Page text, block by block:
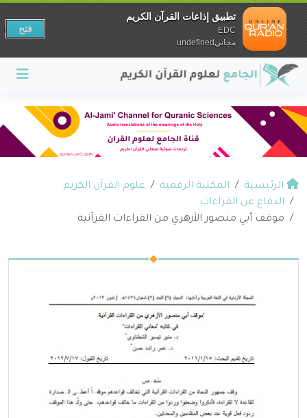
الرئيسية المكتبة الرقمية
علوم القرآن الكريم
الدفاع عن القراءات
موقف أبي منصور الأزهري من القراءات القرآنية
تطبيق إذاعات القرآن الكريم
EDC
مجانيundefined
فتح